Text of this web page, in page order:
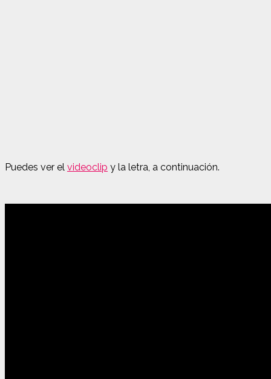
Puedes ver el videoclip y la letra, a continuación.